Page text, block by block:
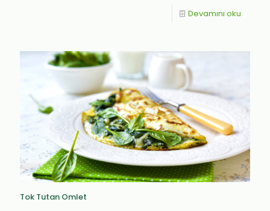
Devamını oku
Tok Tutan Omlet